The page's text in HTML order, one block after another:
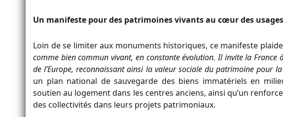
Un manifeste pour des patrimoines vivants au cœur des
Loin de se limiter aux monuments historiques, ce manifeste
comme bien commun vivant, en constante évolution. Il invite la France
de l’Europe, reconnaissant ainsi la valeur sociale du patrimoine pour la
un plan national de sauvegarde des biens immatériels en
soutien au logement dans les centres anciens, ainsi qu’un
des collectivités dans leurs projets patrimoniaux.